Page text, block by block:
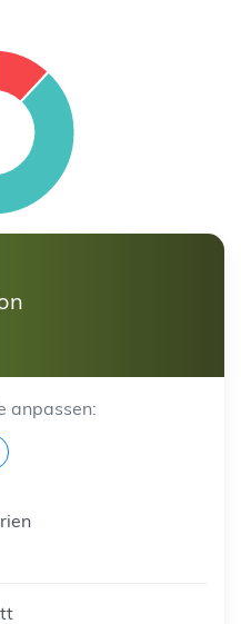
anpassen: